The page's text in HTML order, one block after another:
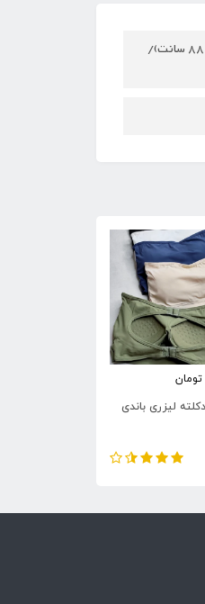
سفارش اروپا/گرم بالا/پد دوخته شده/جنس نخ پنبه اعلا/ بسیار لطیف/قد کراپ 40 سانت/دور زیر سینه 58 سانت(با کشسانی 88 سانت)/
تومان
لیزری باندی